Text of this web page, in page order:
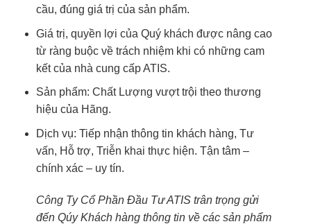
cầu, đúng giá trị của sản phẩm.
Giá trị, quyền lợi của Quý khách được nâng cao
từ ràng buộc về trách nhiệm khi có những cam
kết của nhà cung cấp ATIS.
Sản phẩm: Chất Lượng vượt trội theo thương
hiệu của Hãng.
Dịch vụ: Tiếp nhận thông tin khách hàng, Tư
vấn, Hỗ trợ, Triễn khai thực hiện. Tận tâm –
chính xác – uy tín.
Công Ty Cổ Phần Đầu Tư ATIS trân trọng gửi
đến Qúy Khách hàng thông tin về các sản phẩm